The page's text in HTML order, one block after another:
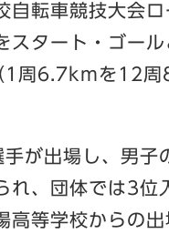
転車競技大会ロ
スタート・ゴー
1周6.7kmを12周
が出場し、男子
れ、団体では3位
高等学校からの出